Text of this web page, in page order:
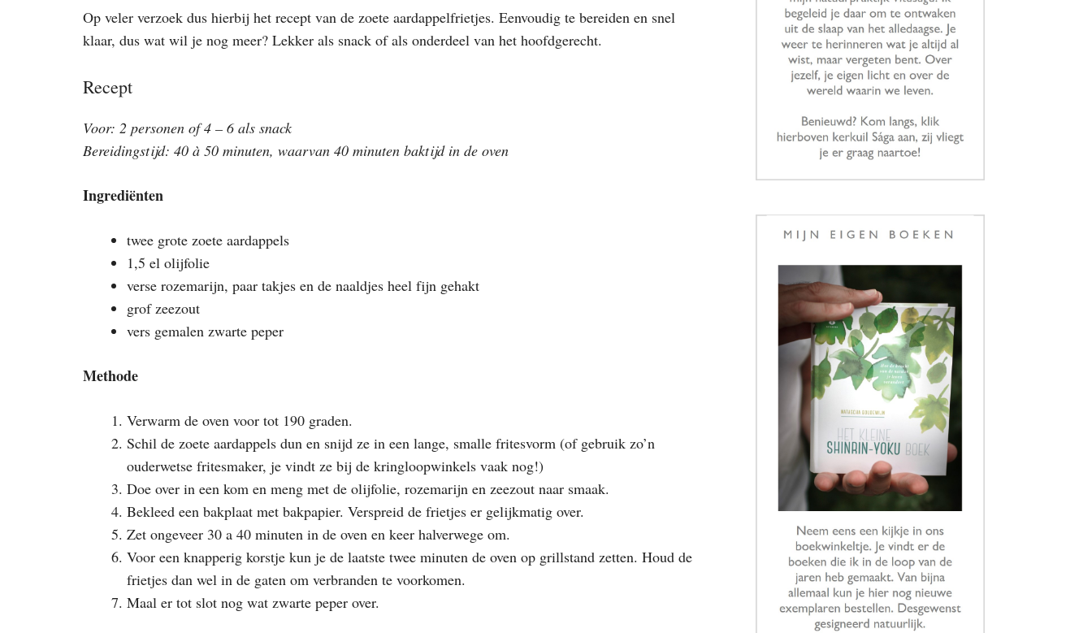
Op veler verzoek dus hierbij het recept van de zoete aardappelfrietjes. Eenvoudig te bereiden en snel
klaar, dus wat wil je nog meer? Lekker als snack of als onderdeel van het hoofdgerecht.
Recept
Voor: 2 personen of 4 – 6 als snack
Bereidingstijd: 40 à 50 minuten, waarvan 40 minuten baktijd in de oven
Ingrediënten
twee grote zoete aardappels
1,5 el olijfolie
verse rozemarijn, paar takjes en de naaldjes heel fijn gehakt
grof zeezout
vers gemalen zwarte peper
Methode
Verwarm de oven voor tot 190 graden.
Schil de zoete aardappels dun en snijd ze in een lange, smalle fritesvorm (of gebruik zo’n
ouderwetse fritesmaker, je vindt ze bij de kringloopwinkels vaak nog!)
Doe over in een kom en meng met de olijfolie, rozemarijn en zeezout naar smaak.
Bekleed een bakplaat met bakpapier. Verspreid de frietjes er gelijkmatig over.
Zet ongeveer 30 a 40 minuten in de oven en keer halverwege om.
Voor een knapperig korstje kun je de laatste twee minuten de oven op grillstand zetten. Houd de
frietjes dan wel in de gaten om verbranden te voorkomen.
Maal er tot slot nog wat zwarte peper over.